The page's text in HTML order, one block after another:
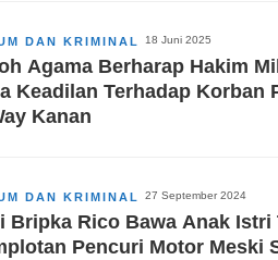
DAN KRIMINAL 18 Juni 2025
Agama Berharap Hakim
Keadilan Terhadap Korban
Kanan
DAN KRIMINAL 27 September 2024
Bripka Rico Bawa Anak Istri
Pencuri Motor Meski